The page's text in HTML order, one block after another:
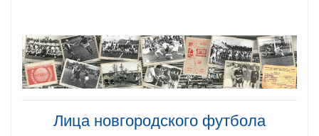
Лица новгородского футбола